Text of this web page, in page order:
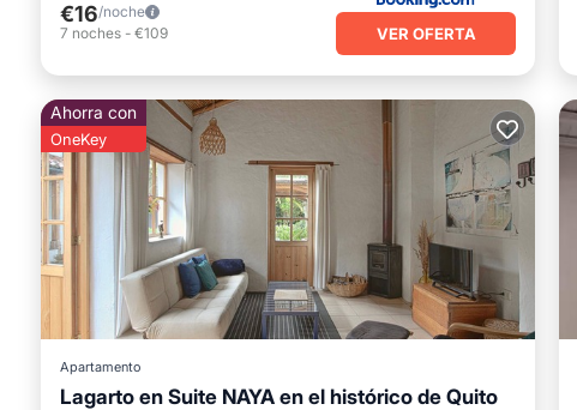
€16/noche
7 noches - €109 VER OFERTA
Ahorra con
OneKey
Apartamento
Lagarto en Suite NAYA en el histórico de Quito